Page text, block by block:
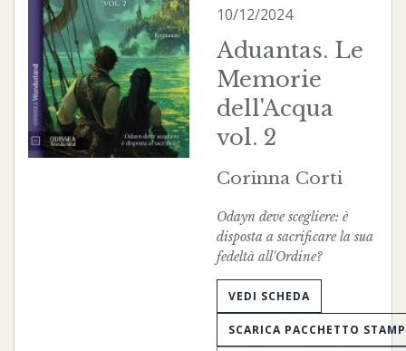
10/12/2024
Aduantas. Le
Memorie
dell'Acqua
vol. 2
Corinna Corti
Odayn deve scegliere: è
disposta a sacrificare la sua
fedeltà all'Ordine?
VEDI SCHEDA
SCARICA PACCHETTO